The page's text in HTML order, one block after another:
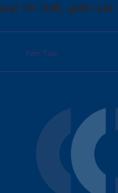
nội thất, giám
Kiến Trúc